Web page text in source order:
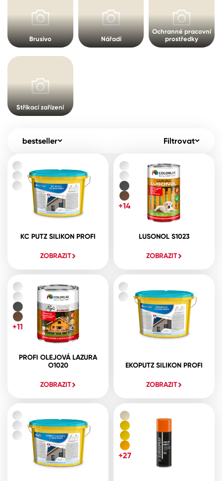
Kontakty Spreje
Ředidla, tužidla, čističe, technické
kapaliny
Brusivo Nářadí
Ochranné pracovní
prostředky
Stříkací zařízení
bestseller Filtrovat
KC PUTZ SILIKON PROFI
ZOBRAZIT
LUSONOL S1023
ZOBRAZIT
+14
PROFI OLEJOVÁ LAZURA
O1020
ZOBRAZIT
+11
EKOPUTZ SILIKON PROFI
ZOBRAZIT
+27